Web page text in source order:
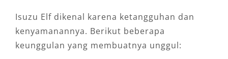
Isuzu Elf dikenal karena ketangguhan dan
kenyamanannya. Berikut beberapa
keunggulan yang membuatnya unggul: